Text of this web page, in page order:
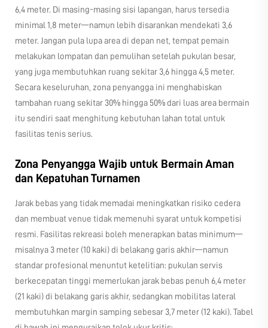
6,4 meter. Di masing-masing sisi lapangan, harus tersedia
minimal 1,8 meter—namun lebih disarankan mendekati 3,6
meter. Jangan pula lupa area di depan net, tempat pemain
melakukan lompatan dan pemulihan setelah pukulan besar,
yang juga membutuhkan ruang sekitar 3,6 hingga 4,5 meter.
Secara keseluruhan, zona penyangga ini menghabiskan
tambahan ruang sekitar 30% hingga 50% dari luas area bermain
itu sendiri saat menghitung kebutuhan lahan total untuk
fasilitas tenis serius.
Zona Penyangga Wajib untuk Bermain Aman
dan Kepatuhan Turnamen
Jarak bebas yang tidak memadai meningkatkan risiko cedera
dan membuat venue tidak memenuhi syarat untuk kompetisi
resmi. Fasilitas rekreasi boleh menerapkan batas minimum—
misalnya 3 meter (10 kaki) di belakang garis akhir—namun
standar profesional menuntut ketelitian: pukulan servis
berkecepatan tinggi memerlukan jarak bebas penuh 6,4 meter
(21 kaki) di belakang garis akhir, sedangkan mobilitas lateral
membutuhkan margin samping sebesar 3,7 meter (12 kaki). Tabel